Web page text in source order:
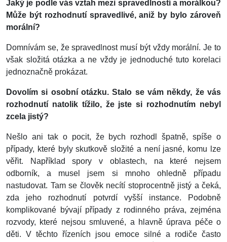
Jaký je podle vás vztah mezi spravedlností a morálkou?
Může být rozhodnutí spravedlivé, aniž by bylo zároveň
morální?
Domnívám se, že spravedlnost musí být vždy morální. Je to
však složitá otázka a ne vždy je jednoduché tuto korelaci
jednoznačně prokázat.
Dovolím si osobní otázku. Stalo se vám někdy, že vás
rozhodnutí natolik tížilo, že jste si rozhodnutím nebyl
zcela jistý?
Nešlo ani tak o pocit, že bych rozhodl špatně, spíše o
případy, které byly skutkově složité a není jasné, komu lze
věřit. Například spory v oblastech, na které nejsem
odborník, a musel jsem si mnoho ohledně případu
nastudovat. Tam se člověk necítí stoprocentně jistý a čeká,
zda jeho rozhodnutí potvrdí vyšší instance. Podobně
komplikované bývají případy z rodinného práva, zejména
rozvody, které nejsou smluvené, a hlavně úprava péče o
děti. V těchto řízeních jsou emoce silné a rodiče často